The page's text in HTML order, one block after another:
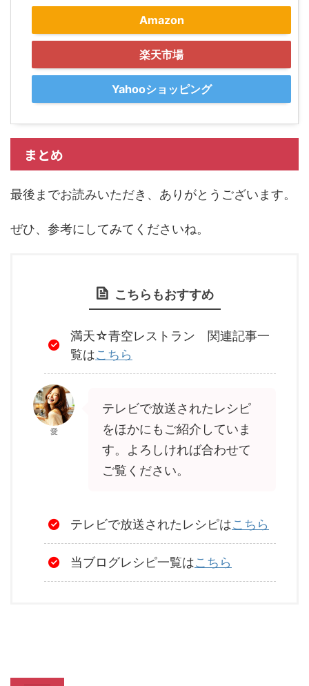
Amazon
楽天市場
Yahooショッピング
まとめ
最後までお読みいただき、ありがとうございます。
ぜひ、参考にしてみてくださいね。
こちらもおすすめ
満天☆青空レストラン 関連記事一
覧はこちら
愛
テレビで放送されたレシピ
をほかにもご紹介していま
す。よろしければ合わせて
ご覧ください。
テレビで放送されたレシピはこちら
当ブログレシピ一覧はこちら